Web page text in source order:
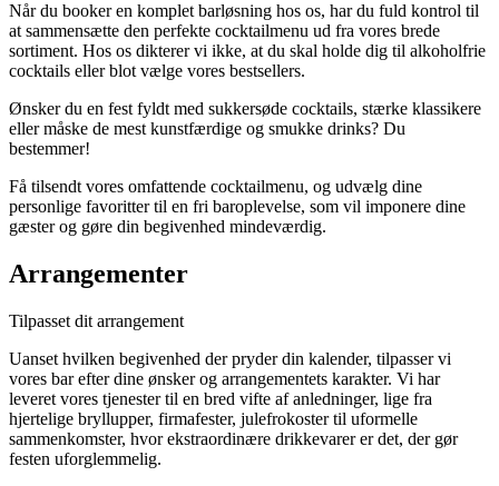
Når du booker en komplet barløsning hos os, har du fuld kontrol til
at sammensætte den perfekte cocktailmenu ud fra vores brede
sortiment. Hos os dikterer vi ikke, at du skal holde dig til alkoholfrie
cocktails eller blot vælge vores bestsellers.
Ønsker du en fest fyldt med sukkersøde cocktails, stærke klassikere
eller måske de mest kunstfærdige og smukke drinks? Du
bestemmer!
Få tilsendt vores omfattende cocktailmenu, og udvælg dine
personlige favoritter til en fri baroplevelse, som vil imponere dine
gæster og gøre din begivenhed mindeværdig.
Arrangementer
Tilpasset dit arrangement
Uanset hvilken begivenhed der pryder din kalender, tilpasser vi
vores bar efter dine ønsker og arrangementets karakter. Vi har
leveret vores tjenester til en bred vifte af anledninger, lige fra
hjertelige bryllupper, firmafester, julefrokoster til uformelle
sammenkomster, hvor ekstraordinære drikkevarer er det, der gør
festen uforglemmelig.